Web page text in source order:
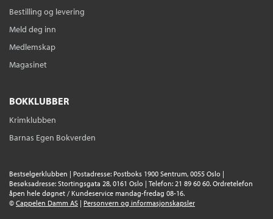
Bestilling og levering
Meld deg inn
Medlemskap
Magasinet
BOKKLUBBER
Krimklubben
Barnas Egen Bokverden
Bestselgerklubben | Postadresse: Postboks 1900 Sentrum, 0055 Oslo |
Besøksadresse: Stortingsgata 28, 0161 Oslo | Telefon: 21 89 60 60. Ordretelefon
åpen hele døgnet / Kundeservice mandag-fredag 08-16.
© Cappelen Damm AS | Personvern og informasjonskapsler